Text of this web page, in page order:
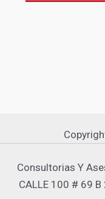
Consultorias Y
CALLE 100 # 69